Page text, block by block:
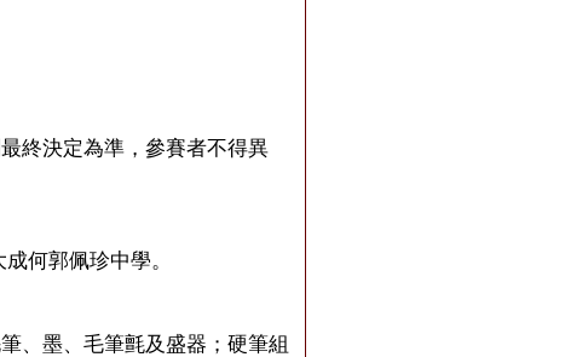
終決定為準，參賽者不得異
何郭佩珍中學。
、墨、毛筆氈及盛器；硬筆組